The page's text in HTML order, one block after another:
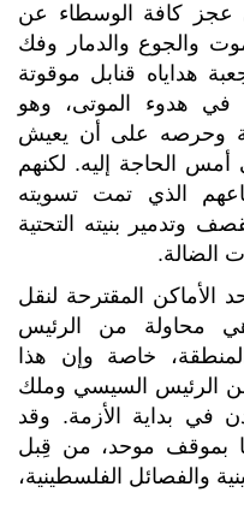
عجز كافة الوسطاء عن
والجوع والدمار وفك
هداياه قنابل موقوتة
في هدوء الموتى، وهو
وحرصه على أن يعيش
الحاجة إليه. لكنهم
الذي تمت تسويته
وتدمير بنيته التحتية
الضالة.
الأماكن المقترحة لنقل
محاولة من الرئيس
خاصة وإن هذا
الرئيس السيسي وملك
في بداية الأزمة. وقد
بموقف موحد، من قِبل
والفصائل الفلسطينية،